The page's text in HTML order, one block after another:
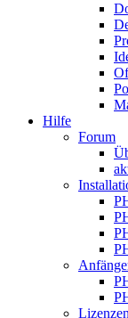
Hilfe
Forum
Lizenzen